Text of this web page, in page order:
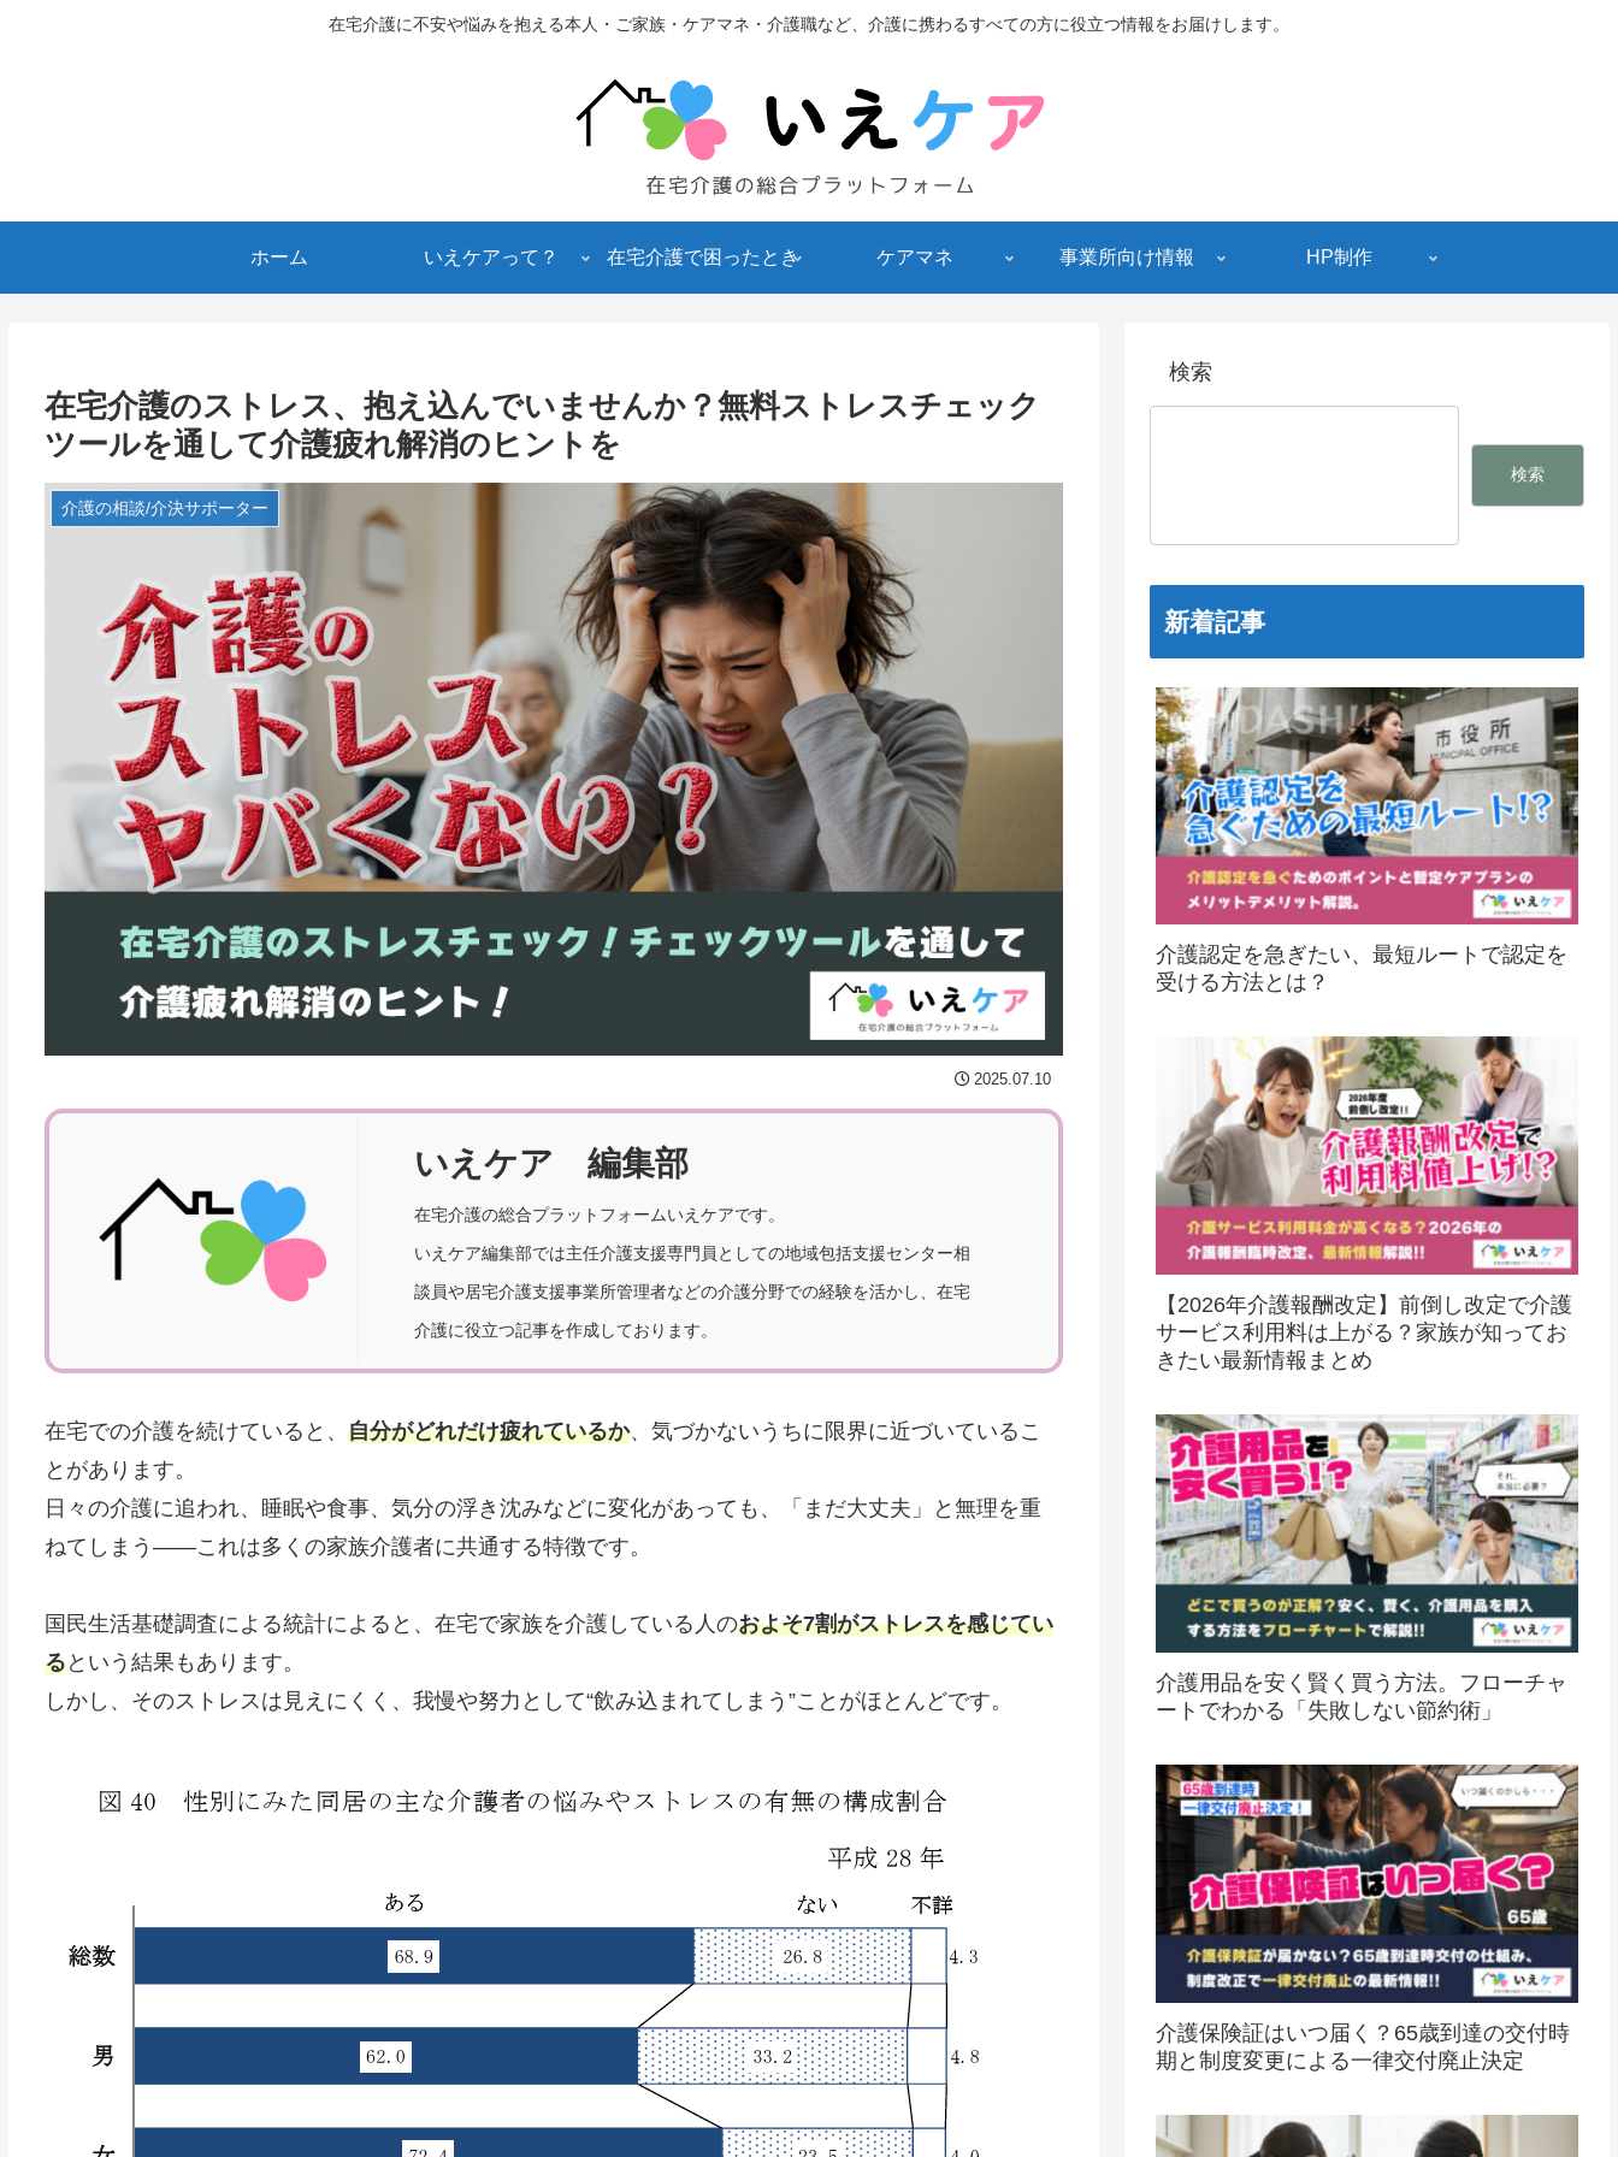
在宅介護に不安や悩みを抱える本人・ご家族・ケアマネ・介護職など、介護に携わるすべての方に役立つ情報をお届けします。
ホーム いえケアって？ 在宅介護で困ったとき ケアマネ 事業所向け情報 HP制作
在宅介護のストレス、抱え込んでいませんか？無料ストレスチェック
ツールを通して介護疲れ解消のヒントを
介護の相談/介決サポーター
2025.07.10
いえケア 編集部
在宅介護の総合プラットフォームいえケアです。
いえケア編集部では主任介護支援専門員としての地域包括支援センター相
談員や居宅介護支援事業所管理者などの介護分野での経験を活かし、在宅
介護に役立つ記事を作成しております。
在宅での介護を続けていると、 自分がどれだけ疲れているか、気づかないうちに限界に近づいているこ
とがあります。
日々の介護に追われ、睡眠や食事、気分の浮き沈みなどに変化があっても、「まだ大丈夫」と無理を重
ねてしまう――これは多くの家族介護者に共通する特徴です。
国民生活基礎調査による統計によると、在宅で家族を介護している人のおよそ7割がストレスを感じてい
るという結果もあります。
しかし、そのストレスは見えにくく、我慢や努力として“飲み込まれてしまう”ことがほとんどです。
検索
検索
新着記事
介護認定を急ぎたい、最短ルートで認定を
受ける方法とは？
【2026年介護報酬改定】前倒し改定で介護
サービス利用料は上がる？家族が知ってお
きたい最新情報まとめ
介護用品を安く賢く買う方法。フローチャ
ートでわかる「失敗しない節約術」
介護保険証はいつ届く？65歳到達の交付時
期と制度変更による一律交付廃止決定